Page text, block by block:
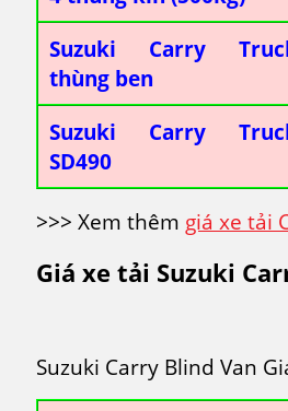
Suzuki Carry
thùng ben
Suzuki Carry
SD490
>>> Xem thêm giá xe tải
Giá xe tải Suzuki
Suzuki Carry Blind Van